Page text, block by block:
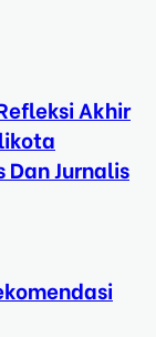
Akhir
Dan Jurnalis